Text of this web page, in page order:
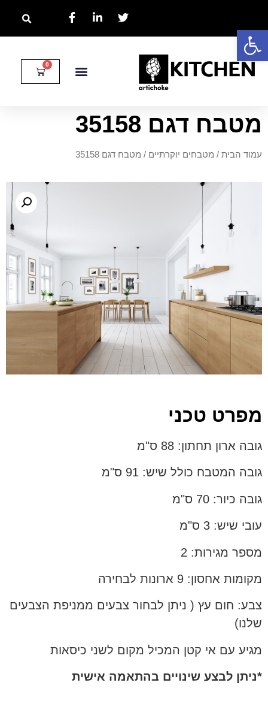
פתח סרגל נגישות
מטבח דגם 35158
עמוד הבית / מטבחים יוקרתיים / מטבח דגם 35158
מפרט טכני
גובה ארון תחתון: 88 ס"מ
גובה המטבח כולל שיש: 91 ס"מ
גובה כיור: 70 ס"מ
עובי שיש: 3 ס"מ
מספר מגירות: 2
מקומות אחסון: 9 ארונות לבחירה
צבע: חום עץ ( ניתן לבחור צבעים ממניפת הצבעים
שלנו)
מגיע עם אי קטן המכיל מקום לשני כיסאות
*ניתן לבצע שינויים בהתאמה אישית